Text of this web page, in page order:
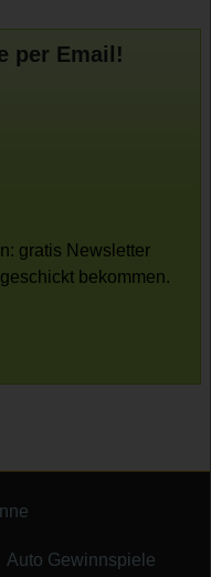
per Email!
gratis Newsletter
bekommen.
Auto Gewinnspiele